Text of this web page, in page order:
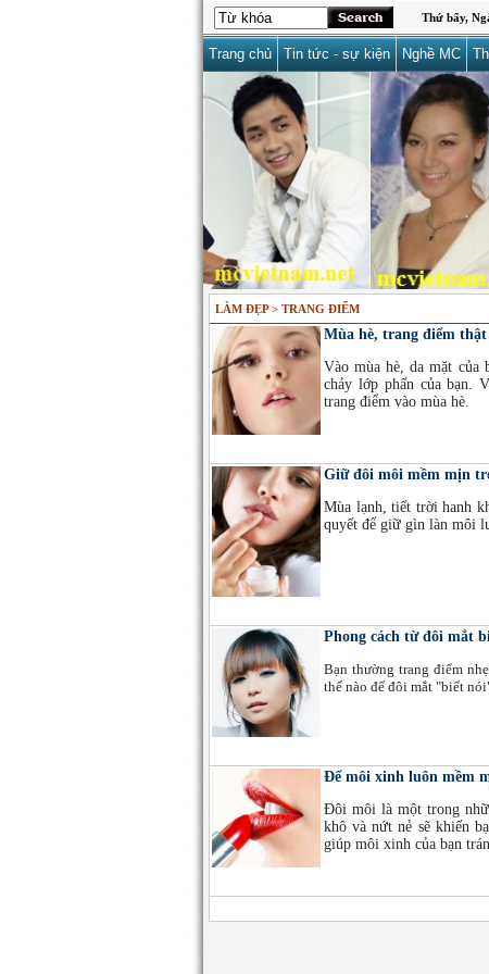
Thứ bẩy,
Trang chủ Tin tức - sự kiện Nghề MC
LÀM ĐẸP > TRANG ĐIỂM
Mùa hè, trang điểm
Vào mùa hè, da mặt của
chảy lớp phấn của bạn.
trang điểm vào mùa hè.
Giữ đôi môi mềm mịn
Mùa lạnh, tiết trời hanh
quyết để giữ gìn làn môi
Phong cách từ đôi mắt
Bạn thường trang điểm
thế nào để đôi mắt "biết
Để môi xinh luôn mềm
Đôi môi là một trong
khô và nứt nẻ sẽ khiến
giúp môi xinh của bạn